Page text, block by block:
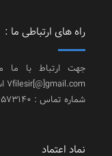
راه های ارتباطی ما :
جهت ارتباط با ما
7filesir[@]gmail.com استفاده کنید .
شماره تماس : 36573140-025
نماد اعتماد